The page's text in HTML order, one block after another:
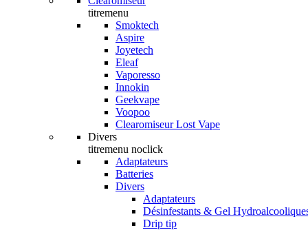
titremenu
Smoktech
Aspire
Joyetech
Eleaf
Vaporesso
Innokin
Geekvape
Voopoo
Clearomiseur Lost Vape
Divers
titremenu noclick
Adaptateurs
Batteries
Divers
Adaptateurs
Désinfestants & Gel
Drip tip